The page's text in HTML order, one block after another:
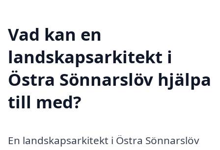
Vad kan en
landskapsarkitekt i
Östra Sönnarslöv hjälpa
till med?
En landskapsarkitekt i Östra Sönnarslöv